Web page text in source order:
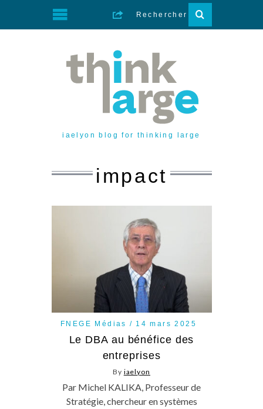
iaelyon blog for thinking large
impact
FNEGE Médias 14 mars 2025
Le DBA au bénéfice des
entreprises
By iaelyon
Par Michel KALIKA, Professeur de
Stratégie, chercheur en systèmes